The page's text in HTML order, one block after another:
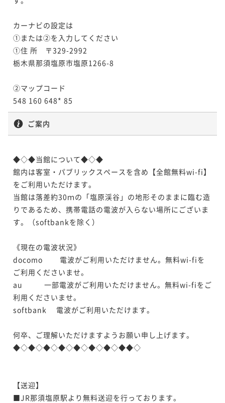
カーナビの設定は
①または②を入力してください
①住 所　〒329-2992
栃木県那須塩原市塩原1266-8
②マップコード
548 160 648* 85
ご案内
◆◇◆当館について◆◇◆
館内は客室・パブリックスペースを含め【全館無料wi-fi】
をご利用いただけます。
当館は落差約30ｍの「塩原渓谷」の地形そのままに臨む造
りであるため、携帯電話の電波が入らない場所にございま
す。（softbankを除く）
《現在の電波状況》
docomo　 　電波がご利用いただけません。無料wi-fiを
ご利用くださいませ。
au       　一部電波がご利用いただけません。無料wi-fiをご
利用くださいませ。
softbank 　電波がご利用いただけます。
何卒、ご理解いただけますようお願い申し上げます。
◆◇◆◇◆◇◆◇◆◇◆◇◆◇◆◆◇
【送迎】
■JR那須塩原駅より無料送迎を行っております。